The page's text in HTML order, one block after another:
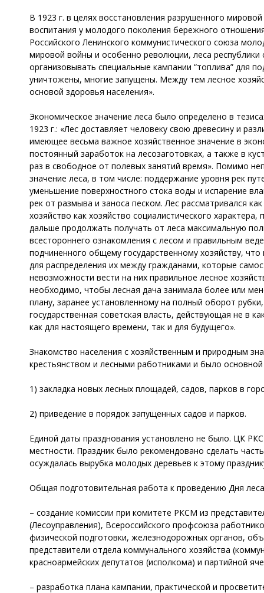
В 1923 г. в целях восстановления разрушенного
воспитания у молодого поколения бережного
Российского Ленинского коммунистического союза
мировой войны и особенно революции, леса
организовывать специальные кампании “топлива” для
уничтожены, многие запущены. Между тем лесное
основой здоровья населения».
Экономическое значение леса было определено в
1923 г.: «Лес доставляет человеку свою древесину и
имеющее весьма важное хозяйственное значение в
постоянный заработок на лесозаготовках, а также в
раз в свободное от полевых занятий время». Помимо
значение леса, в том числе: поддержание уровня рек
уменьшение поверхностного стока воды и испарение
рек от размыва и заноса песком. Лес рассматривался
хозяйство как хозяйство социалистического
дальше продолжать получать от леса максимальную
всестороннего ознакомления с лесом и правильным
подчиненного общему государственному хозяйству,
для распределения их между гражданами, которые
невозможности вести на них правильное лесное
необходимо, чтобы лесная дача занимала более или
плану, заранее установленному на полный оборот
государственная советская власть, действующая не в
как для настоящего времени, так и для будущего».
Знакомство населения с хозяйственным и природным
крестьянством и лесными работниками и было
1) закладка новых лесных площадей, садов, парков в
2) приведение в порядок запущенных садов и парков.
Единой даты празднования установлено не было. ЦК
местности. Праздник было рекомендовано сделать
осуждалась вырубка молодых деревьев к этому
Общая подготовительная работа к проведению Дня
– создание комиссии при комитете РКСМ из
(Лесоуправления), Всероссийского профсоюза
физической подготовки, железнодорожных органов,
представители отдела коммунального хозяйства
красноармейских депутатов (исполкома) и партийной
– разработка плана кампании, практической и